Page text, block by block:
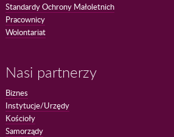
Standardy Ochrony Małoletnich
Pracownicy
Wolontariat
Nasi partnerzy
Biznes
Instytucje/Urzędy
Kościoły
Samorządy